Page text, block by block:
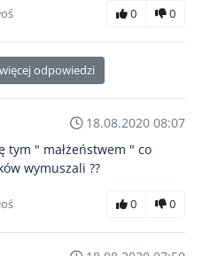
0 0
odpowiedzi
18.08.2020 08:07
tym " małżeństwem " co
wymuszali ??
0 0